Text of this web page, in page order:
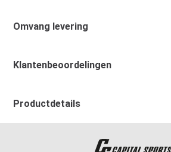
Omvang levering
Klantenbeoordelingen
Productdetails